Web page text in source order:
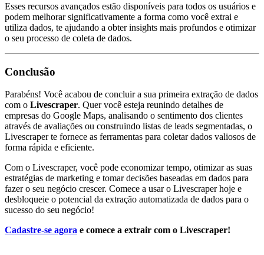
Esses recursos avançados estão disponíveis para todos os usuários e
podem melhorar significativamente a forma como você extrai e
utiliza dados, te ajudando a obter insights mais profundos e otimizar
o seu processo de coleta de dados.
Conclusão
Parabéns! Você acabou de concluir a sua primeira extração de dados
com o Livescraper. Quer você esteja reunindo detalhes de
empresas do Google Maps, analisando o sentimento dos clientes
através de avaliações ou construindo listas de leads segmentadas, o
Livescraper te fornece as ferramentas para coletar dados valiosos de
forma rápida e eficiente.
Com o Livescraper, você pode economizar tempo, otimizar as suas
estratégias de marketing e tomar decisões baseadas em dados para
fazer o seu negócio crescer. Comece a usar o Livescraper hoje e
desbloqueie o potencial da extração automatizada de dados para o
sucesso do seu negócio!
Cadastre-se agora e comece a extrair com o Livescraper!